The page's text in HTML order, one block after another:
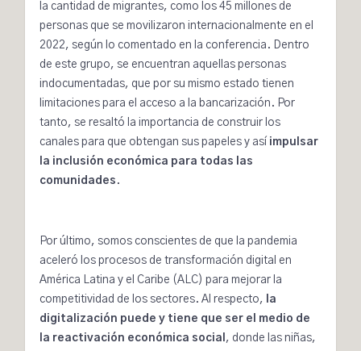
la cantidad de migrantes, como los 45 millones de
personas que se movilizaron internacionalmente en el
2022, según lo comentado en la conferencia. Dentro
de este grupo, se encuentran aquellas personas
indocumentadas, que por su mismo estado tienen
limitaciones para el acceso a la bancarización. Por
tanto, se resaltó la importancia de construir los
canales para que obtengan sus papeles y así impulsar
la inclusión económica para todas las
comunidades .
Por último, somos conscientes de que la pandemia
aceleró los procesos de transformación digital en
América Latina y el Caribe (ALC) para mejorar la
competitividad de los sectores. Al respecto,
la
digitalización puede y tiene que ser el medio de
la reactivación económica social , donde las niñas,